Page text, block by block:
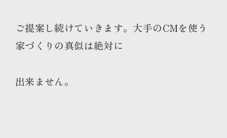
ご提案し続けていきます。大手のCMを使う
家づくりの真似は絶対に
出来ません。